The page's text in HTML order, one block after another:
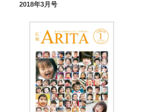
2018年3月号